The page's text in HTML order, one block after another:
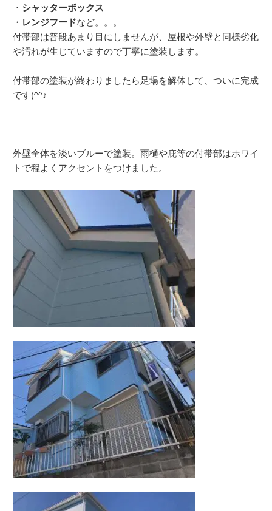
・ シャッターボックス
・ レンジフードなど。。。
付帯部は普段あまり目にしませんが、屋根や外壁と同様劣化
や汚れが生じていますので丁寧に塗装します。
付帯部の塗装が終わりましたら足場を解体して、ついに完成
です(^^♪
外壁全体を淡いブルーで塗装。雨樋や庇等の付帯部はホワイ
トで程よくアクセントをつけました。